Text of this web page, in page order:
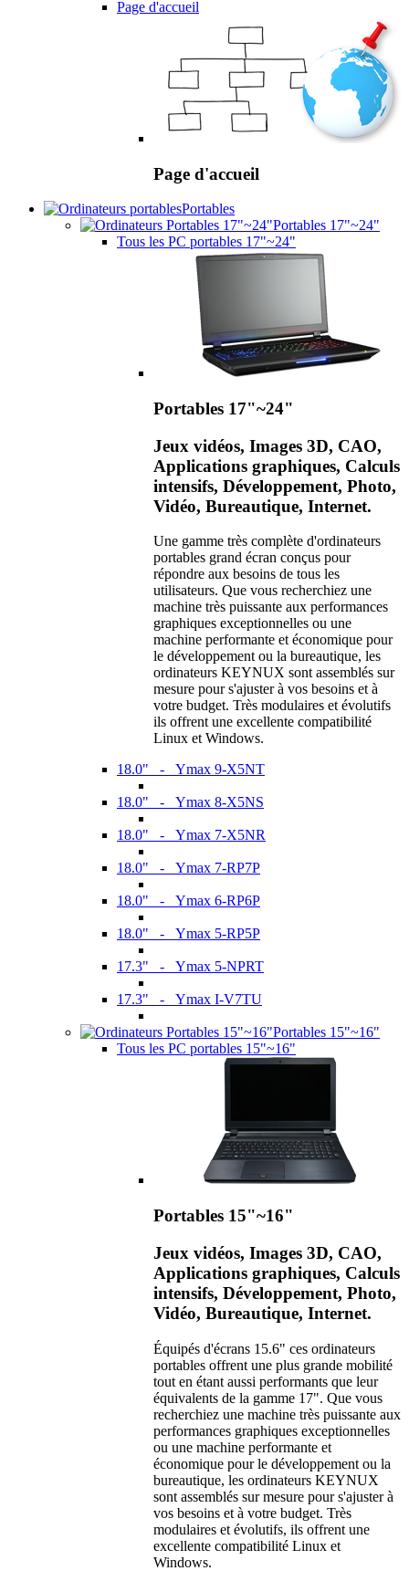
Page d'accueil
Page d'accueil
Portables
Portables 17"~24"
Tous les PC portables 17"~24"
Portables 17"~24"
Jeux vidéos, Images 3D, CAO,
Applications graphiques, Calculs
intensifs, Développement, Photo,
Vidéo, Bureautique, Internet.
Une gamme très complète d'ordinateurs
portables grand écran conçus pour
répondre aux besoins de tous les
utilisateurs. Que vous recherchiez une
machine très puissante aux performances
graphiques exceptionnelles ou une
machine performante et économique pour
le développement ou la bureautique, les
ordinateurs KEYNUX sont assemblés sur
mesure pour s'ajuster à vos besoins et à
votre budget. Très modulaires et évolutifs
ils offrent une excellente compatibilité
Linux et Windows.
18.0" - Ymax 9-X5NT
18.0" - Ymax 8-X5NS
18.0" - Ymax 7-X5NR
18.0" - Ymax 7-RP7P
18.0" - Ymax 6-RP6P
18.0" - Ymax 5-RP5P
17.3" - Ymax 5-NPRT
17.3" - Ymax I-V7TU
Portables 15"~16"
Tous les PC portables 15"~16"
Portables 15"~16"
Jeux vidéos, Images 3D, CAO,
Applications graphiques, Calculs
intensifs, Développement, Photo,
Vidéo, Bureautique, Internet.
Équipés d'écrans 15.6" ces ordinateurs
portables offrent une plus grande mobilité
tout en étant aussi performants que leur
équivalents de la gamme 17". Que vous
recherchiez une machine très puissante aux
performances graphiques exceptionnelles
ou une machine performante et
économique pour le développement ou la
bureautique, les ordinateurs KEYNUX
sont assemblés sur mesure pour s'ajuster à
vos besoins et à votre budget. Très
modulaires et évolutifs, ils offrent une
excellente compatibilité Linux et
Windows.